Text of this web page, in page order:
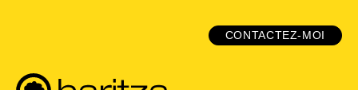
CONTACTEZ-MOI